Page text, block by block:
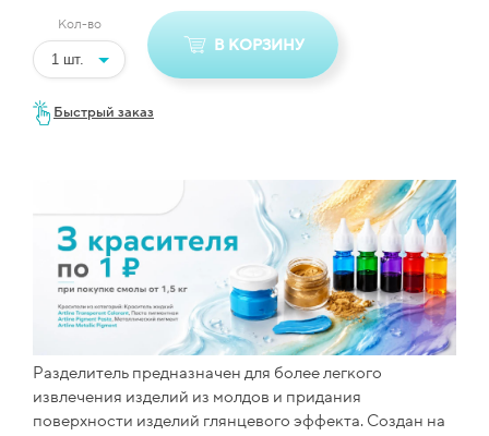
Кол-во
В КОРЗИНУ
Быстрый заказ
Разделитель предназначен для более легкого
извлечения изделий из молдов и придания
поверхности изделий глянцевого эффекта. Создан на